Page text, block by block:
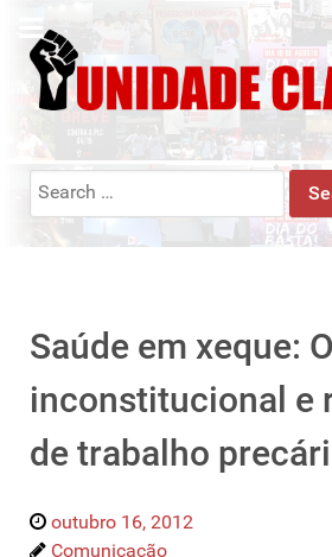
Search
Saúde em xeque:
inconstitucional e
de trabalho
outubro 16, 2012
Comunicação